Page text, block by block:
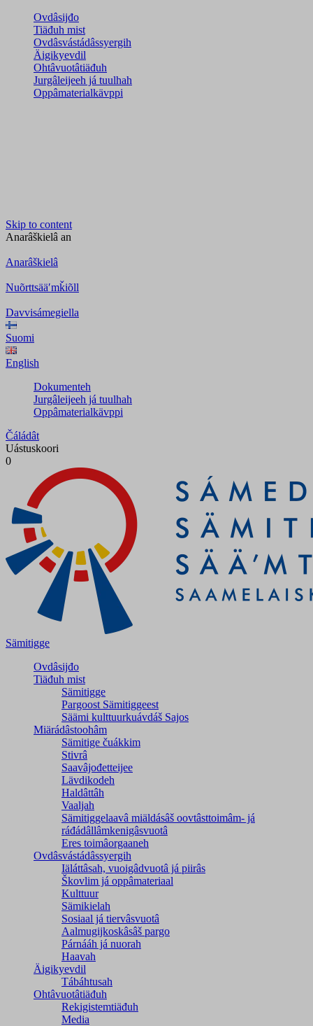
Ovdâsijđo
Tiäđuh mist
Ovdâsvástádâssyergih
Äigikyevdil
Ohtâvuotâtiäđuh
Jurgâleijeeh já tuulhah
Oppâmaterialkävppi
Skip to content
Anarâškielâ an
Anarâškielâ
Nuõrttsääʹmǩiõll
Davvisámegiella
Suomi
English
Dokumenteh
Jurgâleijeeh já tuulhah
Oppâmaterialkävppi
Čáládât
Uástuskoori
0
Sämitigge
Ovdâsijđo
Tiäđuh mist
Sämitigge
Pargoost Sämitiggeest
Säämi kulttuurkuávdáš Sajos
Miärádâstoohâm
Sämitige čuákkim
Stivrâ
Saavâjođetteijee
Lävdikodeh
Haldâttâh
Vaaljah
Sämitiggelaavâ miäldásâš oovtâsttoimâm- já
ráđádâllâmkenigâsvuotâ
Eres toimâorgaaneh
Ovdâsvástádâssyergih
Iäláttâsah, vuoigâdvuotâ já piirâs
Škovlim já oppâmateriaal
Kulttuur
Sämikielah
Sosiaal já tiervâsvuotâ
Aalmugijkoskâsâš pargo
Párnááh já nuorah
Haavah
Äigikyevdil
Tábáhtusah
Ohtâvuotâtiäđuh
Rekigistemtiäđuh
Media